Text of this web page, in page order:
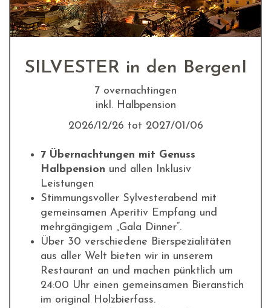
SILVESTER in den BergenI
7 overnachtingen
inkl. Halbpension
2026/12/26 tot 2027/01/06
7 Übernachtungen mit Genuss
Halbpension und allen Inklusiv
Leistungen
Stimmungsvoller Sylvesterabend mit
gemeinsamen Aperitiv Empfang und
mehrgängigem „Gala Dinner“.
Über 30 verschiedene Bierspezialitäten
aus aller Welt bieten wir in unserem
Restaurant an und machen pünktlich um
24:00 Uhr einen gemeinsamen Bieranstich
im original Holzbierfass.